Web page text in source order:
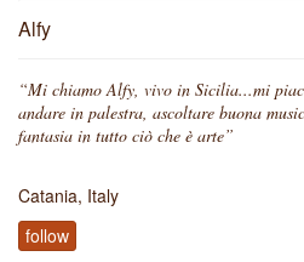
Alfy
“Mi chiamo Alfy, vivo in Sicilia...mi
andare in palestra, ascoltare buona
fantasia in tutto ciò che è arte”
Catania, Italy
follow